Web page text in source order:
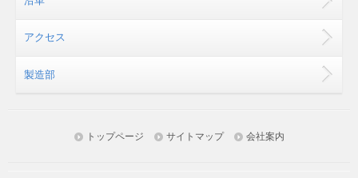
アクセス
製造部
トップページ サイトマップ 会社案内